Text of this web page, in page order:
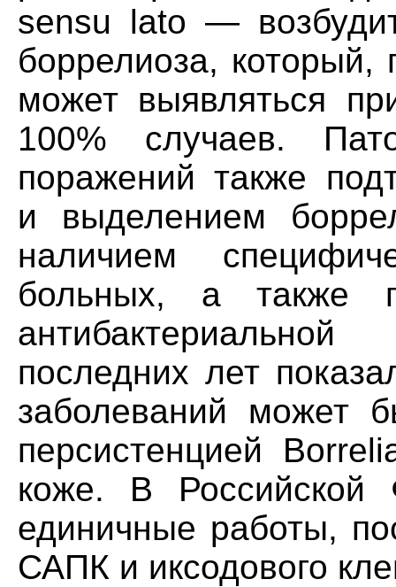
sensu lato —
боррелиоза,
может выявляться
100% случаев.
поражений также
и выделением
наличием
больных, а также
последних лет
заболеваний может
персистенцией
коже. В Российской
единичные работы,
САПК и иксодового